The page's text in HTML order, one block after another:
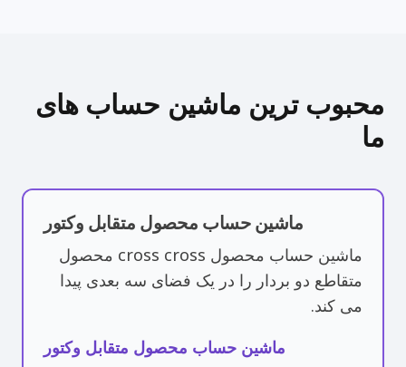
محبوب ترین ماشین حساب های
ما
ماشین حساب محصول متقابل وکتور
ماشین حساب محصول cross cross محصول
متقاطع دو بردار را در یک فضای سه بعدی پیدا
می کند.
ماشین حساب محصول متقابل وکتور